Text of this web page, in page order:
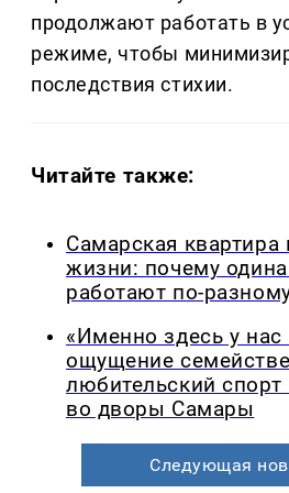
продолжают работать в
режиме, чтобы
последствия стихии.
Читайте также:
Самарская квартира
жизни: почему
работают по-
«Именно здесь у нас
ощущение
любительский спорт
во дворы Самары
Следующая